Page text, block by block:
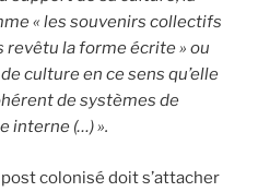
« les souvenirs collectifs
revêtu la forme écrite » ou
culture en ce sens qu’elle
de systèmes de
interne (…) ».
colonisé doit s’attacher